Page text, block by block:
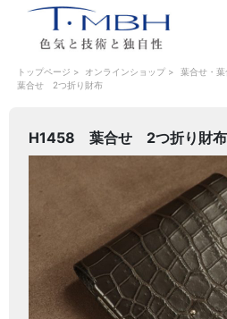
トップページ > オンラインショップ > 葉合せ・
葉合せ 2つ折り財布
H1458 葉合せ 2つ折り財布